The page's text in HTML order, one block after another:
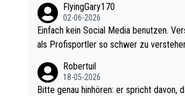
als Ziel hat.
nes Leben in den Griff kriegen. Nur eins
ttler war doch neulich erst derjenige,
vV provoziert hat. Und Littlers Mutter
ehler!
FlyingGary170
02-06-2026
Einfach kein Social Media benutzen.
als Profisportler so schwer zu
Robertuil
18-05-2026
Bitte genau hinhören: er spricht davon,